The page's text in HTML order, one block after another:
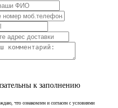
к заполнению
что ознакомлен и согласен с условиями